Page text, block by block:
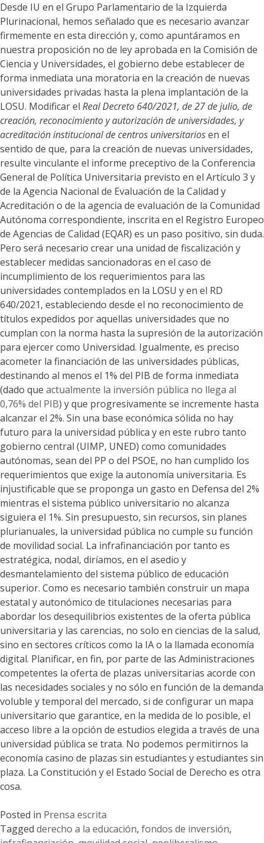
Desde IU en el Grupo Parlamentario de la Izquierda
Plurinacional, hemos señalado que es necesario avanzar
firmemente en esta dirección y, como apuntáramos en
nuestra proposición no de ley aprobada en la Comisión de
Ciencia y Universidades, el gobierno debe establecer de
forma inmediata una moratoria en la creación de nuevas
universidades privadas hasta la plena implantación de la
LOSU. Modificar el Real Decreto 640/2021, de 27 de julio, de
creación, reconocimiento y autorización de universidades, y
acreditación institucional de centros universitariosen el
sentido de que, para la creación de nuevas universidades,
resulte vinculante el informe preceptivo de la Conferencia
General de Política Universitaria previsto en el Artículo 3 y
de la Agencia Nacional de Evaluación de la Calidad y
Acreditación o de la agencia de evaluación de la Comunidad
Autónoma correspondiente, inscrita en el Registro Europeo
de Agencias de Calidad (EQAR) es un paso positivo, sin duda.
Pero será necesario crear una unidad de fiscalización y
establecer medidas sancionadoras en el caso de
incumplimiento de los requerimientos para las
universidades contemplados en la LOSU y en el RD
640/2021, estableciendo desde el no reconocimiento de
títulos expedidos por aquellas universidades que no
cumplan con la norma hasta la supresión de la autorización
para ejercer como Universidad. Igualmente, es preciso
acometer la financiación de las universidades públicas,
destinando al menos el 1% del PIB de forma inmediata
(dado que actualmente la inversión pública no llega al
0,76% del PIB) y que progresivamente se incremente hasta
alcanzar el 2%. Sin una base económica sólida no hay
futuro para la universidad pública y en este rubro tanto
gobierno central (UIMP, UNED) como comunidades
autónomas, sean del PP o del PSOE, no han cumplido los
requerimientos que exige la autonomía universitaria. Es
injustificable que se proponga un gasto en Defensa del 2%
mientras el sistema público universitario no alcanza
siguiera el 1%. Sin presupuesto, sin recursos, sin planes
plurianuales, la universidad pública no cumple su función
de movilidad social. La infrafinanciación por tanto es
estratégica, nodal, diríamos, en el asedio y
desmantelamiento del sistema público de educación
superior. Como es necesario también construir un mapa
estatal y autonómico de titulaciones necesarias para
abordar los desequilibrios existentes de la oferta pública
universitaria y las carencias, no solo en ciencias de la salud,
sino en sectores críticos como la IA o la llamada economía
digital. Planificar, en fin, por parte de las Administraciones
competentes la oferta de plazas universitarias acorde con
las necesidades sociales y no sólo en función de la demanda
voluble y temporal del mercado, si de configurar un mapa
universitario que garantice, en la medida de lo posible, el
acceso libre a la opción de estudios elegida a través de una
universidad pública se trata. No podemos permitirnos la
economía casino de plazas sin estudiantes y estudiantes sin
plaza. La Constitución y el Estado Social de Derecho es otra
cosa.
Posted in Prensa escrita
Tagged derecho a la educación, fondos de inversión,